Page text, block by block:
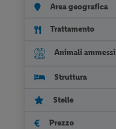
Area geografica
Trattamento
Animali ammessi
Struttura
Stelle
Prezzo